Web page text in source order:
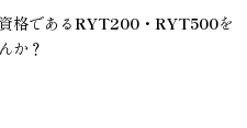
格であるRYT200・RYT500を
か？